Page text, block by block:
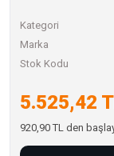
Kategori
Marka
Stok Kodu
5.525,42
920,90 TL den